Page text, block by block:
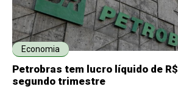
Economia
Petrobras tem lucro líquido de
segundo trimestre